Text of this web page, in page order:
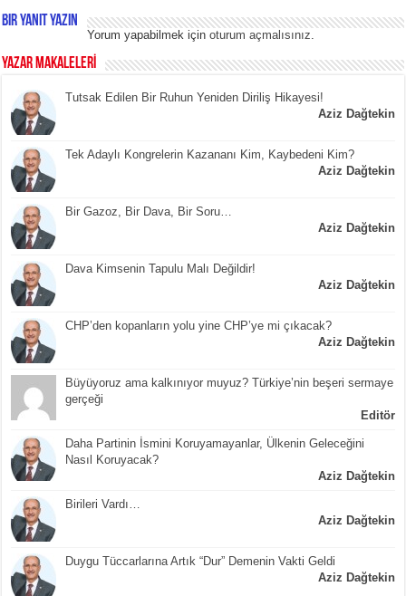
Bir yanıt yazın
Yorum yapabilmek içinoturum açmalısınız.
YAZAR MAKALELERİ
Tutsak Edilen Bir Ruhun Yeniden Diriliş Hikayesi!
Aziz Dağtekin
Tek Adaylı Kongrelerin Kazananı Kim, Kaybedeni Kim?
Aziz Dağtekin
Bir Gazoz, Bir Dava, Bir Soru…
Aziz Dağtekin
Dava Kimsenin Tapulu Malı Değildir!
Aziz Dağtekin
CHP’den kopanların yolu yine CHP’ye mi çıkacak?
Aziz Dağtekin
Büyüyoruz ama kalkınıyor muyuz? Türkiye’nin beşeri sermaye
gerçeği
Editör
Daha Partinin İsmini Koruyamayanlar, Ülkenin Geleceğini
Nasıl Koruyacak?
Aziz Dağtekin
Birileri Vardı…
Aziz Dağtekin
Duygu Tüccarlarına Artık “Dur” Demenin Vakti Geldi
Aziz Dağtekin